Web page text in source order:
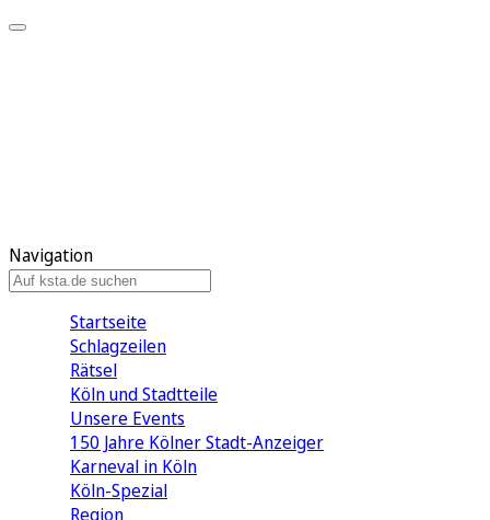
Navigation
Startseite
Schlagzeilen
Rätsel
Köln und Stadtteile
Unsere Events
150 Jahre Kölner Stadt-Anzeiger
Karneval in Köln
Köln-Spezial
Region